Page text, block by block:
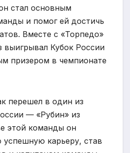
стал основным
и помог ей достичь
Вместе с «Торпедо»
выигрывал Кубок России
призером в чемпионате
перешел в один из
— «Рубин» из
этой команды он
карьеру, став